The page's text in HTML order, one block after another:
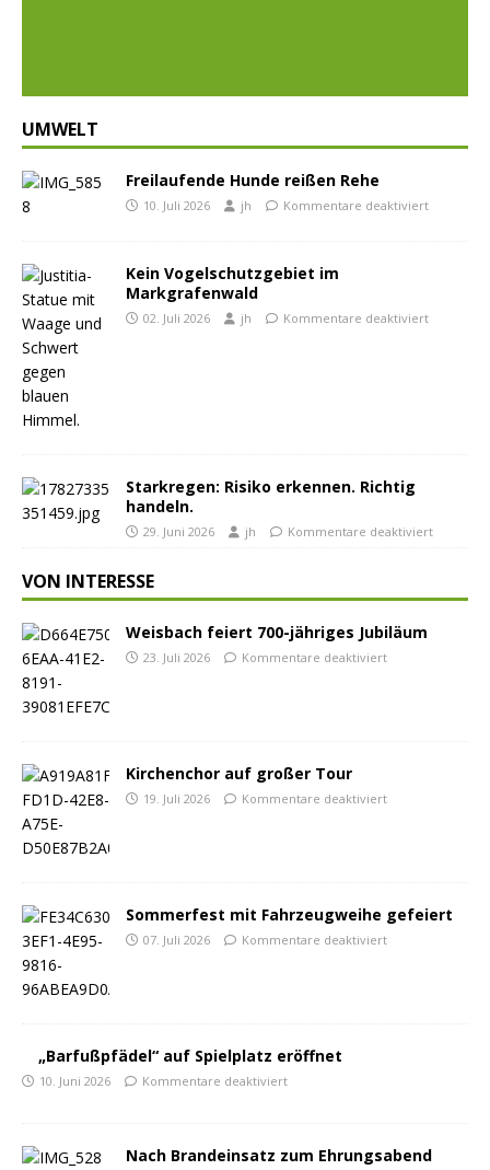
UMWELT
Freilaufende Hunde reißen Rehe
10. Juli 2026 jh Kommentare deaktiviert
Kein Vogelschutzgebiet im
Markgrafenwald
02. Juli 2026 jh Kommentare deaktiviert
Starkregen: Risiko erkennen. Richtig
handeln.
29. Juni 2026 jh Kommentare deaktiviert
VON INTERESSE
Weisbach feiert 700-jähriges Jubiläum
23. Juli 2026 Kommentare deaktiviert
Kirchenchor auf großer Tour
19. Juli 2026 Kommentare deaktiviert
Sommerfest mit Fahrzeugweihe gefeiert
07. Juli 2026 Kommentare deaktiviert
„Barfußpfädel“ auf Spielplatz eröffnet
10. Juni 2026 Kommentare deaktiviert
Nach Brandeinsatz zum Ehrungsabend